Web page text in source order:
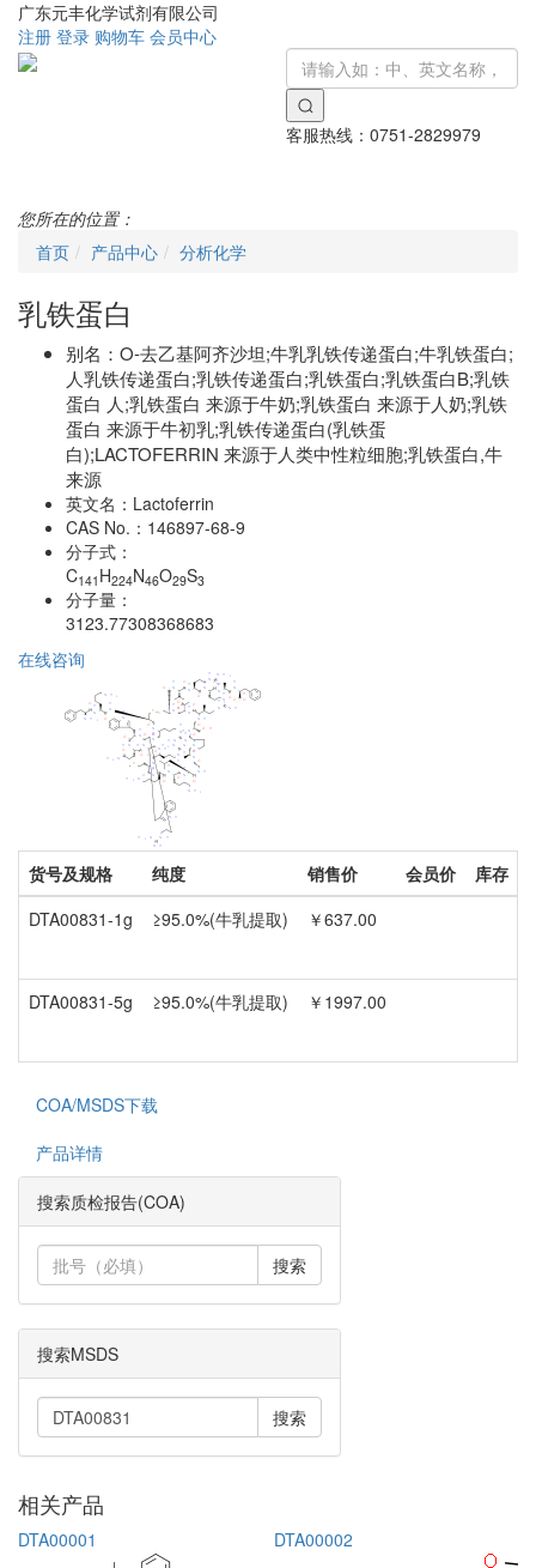
广东元丰化学试剂有限公司
注册 登录 购物车 会员中心
客服热线： 0751-2829979
您所在的位置：
首页
产品中心 分析化学
乳铁蛋白
别名： O-去乙基阿齐沙坦;牛乳乳铁传递蛋白;牛乳铁蛋白;
人乳铁传递蛋白;乳铁传递蛋白;乳铁蛋白;乳铁蛋白B;乳铁
蛋白 人;乳铁蛋白 来源于牛奶;乳铁蛋白 来源于人奶;乳铁
蛋白 来源于牛初乳;乳铁传递蛋白(乳铁蛋
白);LACTOFERRIN 来源于人类中性粒细胞;乳铁蛋白,牛
来源
英文名： Lactoferrin
CAS No.： 146897-68-9
分子式：
C141 H224N46O29S3
分子量：
3123.77308368683
在线咨询
货号及规格 纯度 销售价 会员价 库存
DTA00831-1g
≥95.0%(牛乳提取) ￥637.00
DTA00831-5g ≥95.0%(牛乳提取) ￥1997.00
COA/MSDS下载
产品详情
搜索质检报告(COA)
搜索
搜索MSDS
搜索
相关产品
DTA00001 DTA00002